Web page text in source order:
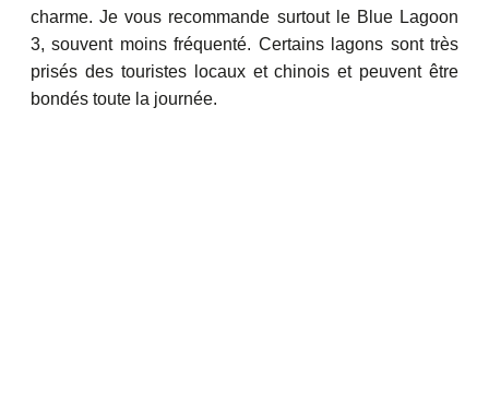
charme. Je vous recommande surtout le Blue Lagoon
3, souvent moins fréquenté. Certains lagons sont très
prisés des touristes locaux et chinois et peuvent être
bondés toute la journée.